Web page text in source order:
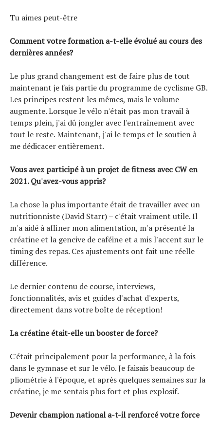
Tu aimes peut-être
Comment votre formation a-t-elle évolué au cours des
dernières années?
Le plus grand changement est de faire plus de tout
maintenant je fais partie du programme de cyclisme GB.
Les principes restent les mêmes, mais le volume
augmente. Lorsque le vélo n'était pas mon travail à
temps plein, j'ai dû jongler avec l'entraînement avec
tout le reste. Maintenant, j'ai le temps et le soutien à
me dédicacer entièrement.
Vous avez participé à un projet de fitness avec CW en
2021. Qu'avez-vous appris?
La chose la plus importante était de travailler avec un
nutritionniste (David Starr) – c'était vraiment utile. Il
m'a aidé à affiner mon alimentation, m'a présenté la
créatine et la gencive de caféine et a mis l'accent sur le
timing des repas. Ces ajustements ont fait une réelle
différence.
Le dernier contenu de course, interviews,
fonctionnalités, avis et guides d'achat d'experts,
directement dans votre boîte de réception!
La créatine était-elle un booster de force?
C'était principalement pour la performance, à la fois
dans le gymnase et sur le vélo. Je faisais beaucoup de
pliométrie à l'époque, et après quelques semaines sur la
créatine, je me sentais plus fort et plus explosif.
Devenir champion national a-t-il renforcé votre force